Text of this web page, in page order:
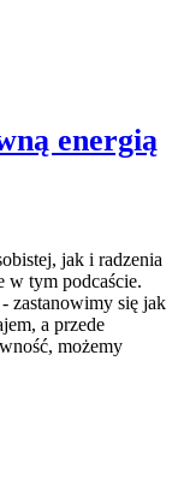
energią
jak i radzenia
w tym podcaście.
zastanowimy się jak
a przede
możemy